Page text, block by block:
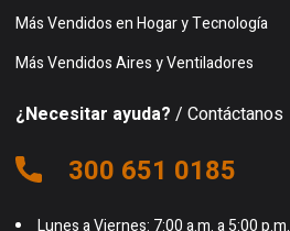
Más Vendidos en Hogar y Tecnología
Más Vendidos Aires y Ventiladores
¿Necesitar ayuda? / Contáctanos
300 651 0185
Lunes a Viernes: 7:00 a.m. a 5:00 p.m.